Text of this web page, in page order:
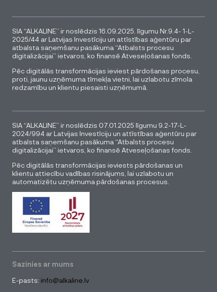
SIA “ALKALINE” ir noslēdzis 16.09.2025. līgumu Nr.9.4- 1-L-
2025/44 ar Latvijas Investīciju un attīstības aģentūru par
atbalsta saņemšanu pasākuma “Atbalsts procesu
digitalizācijai” ietvaros, ko finansē Atveseļošanas fonds.
Pēc digitālās transformācijas ieviest pārdošanas procesu,
proti, jaunu uzņēmuma tīmekļa vietni, lai uzlabotu zīmola
redzamību un klientu piesaisti uzņēmumā.
SIA “ALKALINE” ir noslēdzis 07.01.2025 līgumu 9.2-17-L-
2024/994 ar Latvijas Investīciju un attīstības aģentūru par
atbalsta saņemšanu pasākuma “Atbalsts procesu
digitalizācijai” ietvaros, ko finansē Atveseļošanas fonds.
Pēc digitālās transformācijas ieviests pārdošanas un
klientu attiecību vadības risinājums, lai uzlabotu un
automatizētu uzņēmuma pārdošanas procesus.
Sazinies ar mums
E-pasts: info@alkaline.lv